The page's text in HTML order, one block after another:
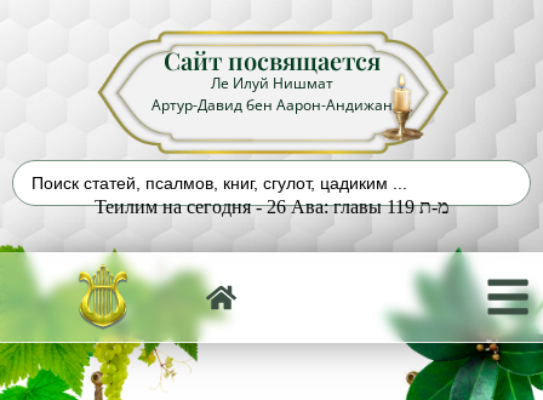
Сайт посвящается
Ле Илуй Нишмат
Артур-Давид бен Аарон-Андижан
Теилим на сегодня - 26 Ава: главы 119 מ-ת